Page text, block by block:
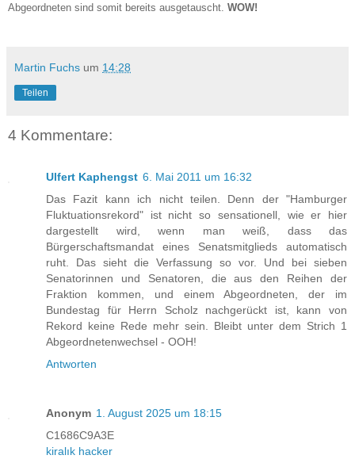
Abgeordneten sind somit bereits ausgetauscht. WOW!
Martin Fuchs um 14:28
Teilen
4 Kommentare:
Ulfert Kaphengst 6. Mai 2011 um 16:32
Das Fazit kann ich nicht teilen. Denn der "Hamburger
Fluktuationsrekord" ist nicht so sensationell, wie er hier
dargestellt wird, wenn man weiß, dass das
Bürgerschaftsmandat eines Senatsmitglieds automatisch
ruht. Das sieht die Verfassung so vor. Und bei sieben
Senatorinnen und Senatoren, die aus den Reihen der
Fraktion kommen, und einem Abgeordneten, der im
Bundestag für Herrn Scholz nachgerückt ist, kann von
Rekord keine Rede mehr sein. Bleibt unter dem Strich 1
Abgeordnetenwechsel - OOH!
Antworten
Anonym 1. August 2025 um 18:15
C1686C9A3E
kiralık hacker